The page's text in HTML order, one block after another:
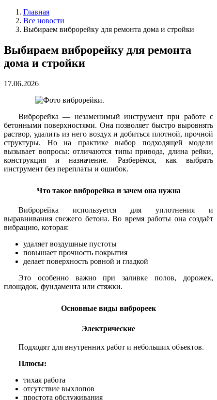
Главная
Все новости
Выбираем виброрейку для ремонта дома и стройки
Выбираем виброрейку для ремонта
дома и стройки
17.06.2026
Виброрейка — незаменимый инструмент при работе с
бетонными поверхностями. Она позволяет быстро выровнять
раствор, удалить из него воздух и добиться плотной, прочной
структуры. Но на практике выбор подходящей модели
вызывает вопросы: отличаются типы привода, длина рейки,
конструкция и назначение. Разберёмся, как выбрать
инструмент без переплаты и ошибок.
Что такое виброрейка и зачем она нужна
Виброрейка используется для уплотнения и
выравнивания свежего бетона. Во время работы она создаёт
вибрацию, которая:
удаляет воздушные пустоты
повышает прочность покрытия
делает поверхность ровной и гладкой
Это особенно важно при заливке полов, дорожек,
площадок, фундамента или стяжки.
Основные виды виброреек
Электрические
Подходят для внутренних работ и небольших объектов.
Плюсы:
тихая работа
отсутствие выхлопов
простота обслуживания